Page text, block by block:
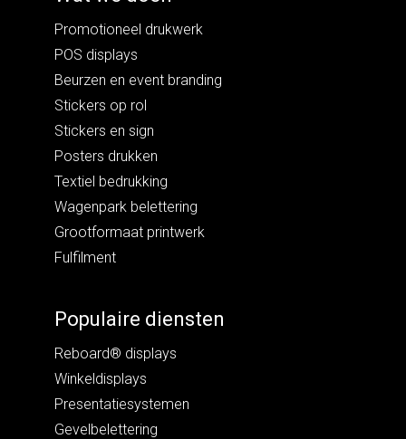
Promotioneel drukwerk
POS displays
Beurzen en event branding
Stickers op rol
Stickers en sign
Posters drukken
Textiel bedrukking
Wagenpark belettering
Grootformaat printwerk
Fulfilment
Populaire diensten
Reboard® displays
Winkeldisplays
Presentatiesystemen
Gevelbelettering